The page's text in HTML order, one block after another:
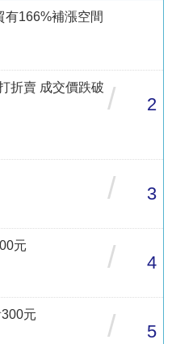
有166%補漲空間
折賣 成交價跌破 / 2
/ 3
元
/ 4
元
/ 5